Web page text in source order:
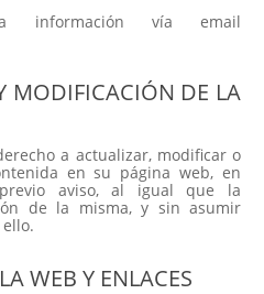
información vía email
MODIFICACIÓN DE LA
a actualizar, modificar o
en su página web, en
aviso, al igual que la
de la misma, y sin asumir
WEB Y ENLACES